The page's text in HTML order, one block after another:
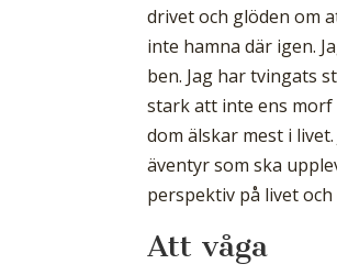
drivet och glöden om
inte hamna där igen.
ben. Jag har tvingats
stark att inte ens morf
dom älskar mest i
äventyr som ska
perspektiv på livet
Att våga